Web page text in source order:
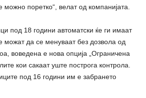
можно поретко“, велат од компанијата.
под 18 години автоматски ќе ги имаат
можат да се менуваат без дозвола од
воведена е нова опција „Ограничена
кои сакаат уште построга контрола.
под 16 години им е забрането